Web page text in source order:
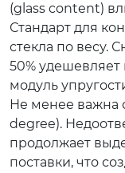
(glass content)
Стандарт для
стекла по весу.
50% удешевляет
модуль
Не менее важна
degree).
продолжает
поставки, что